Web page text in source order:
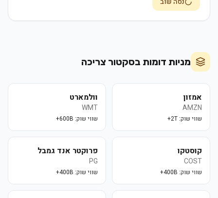
מניות דומות בסקטור צריכה
אמזון
AMZN
שווי שוק: 2T+
וולמארט
WMT
שווי שוק: 600B+
קוסטקו
COST
שווי שוק: 400B+
פרוקטר אנד גמבל
PG
שווי שוק: 400B+